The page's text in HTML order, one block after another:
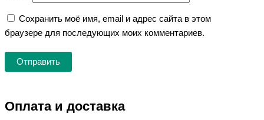
Сохранить моё имя, email и адрес сайта в этом
браузере для последующих моих комментариев.
Оплата и доставка